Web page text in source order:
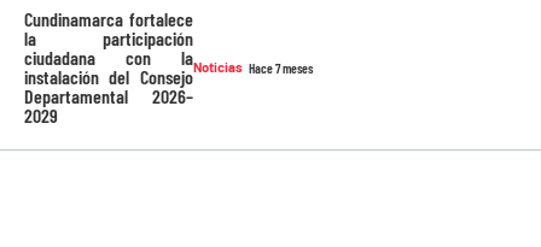
Noticias Hace 7 meses
Cundinamarca fortalece
la participación
ciudadana con la
instalación del Consejo
Departamental 2026–
2029